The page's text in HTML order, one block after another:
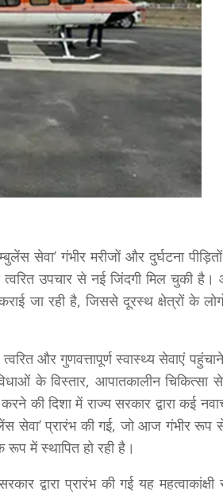
सेवा’ गंभीर मरीजों और दुर्घटना
उपचार से नई जिंदगी मिल चुकी है।
जा रही है, जिससे दूरस्थ क्षेत्रों के
और गुणवत्तापूर्ण स्वास्थ्य सेवाएं
के विस्तार, आपातकालीन चिकित्सा
की दिशा में राज्य सरकार द्वारा कई
सेवा’ प्रारंभ की गई, जो आज गंभीर रूप से
रूप में स्थापित हो रही है।
द्वारा प्रारंभ की गई यह